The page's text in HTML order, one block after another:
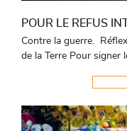
POUR LE REFUS
Contre la guerre.
de la Terre Pour signer